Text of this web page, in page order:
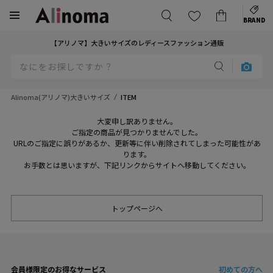
BRAND
【アリノマ】大きいサイズのレディースファッション通販
Alinoma(アリノマ)大きいサイズ ITEM
大変申し訳ありません。
ご指定の商品が見つかりませんでした。
URLのご指定に誤りがあるか、更新等に伴い削除されてしまった可能性があ
ります。
お手数とは思いますが、下記リンクからサイトへ移動してください。
トップページへ
会員様限定のお得なサービス 初めての方へ